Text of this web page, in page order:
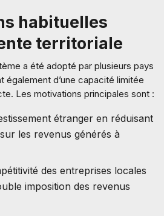
habituelles
territoriale
a été adopté par plusieurs pays
également d’une capacité limitée
Les motivations principales sont :
étranger en réduisant
les revenus générés à
des entreprises locales
imposition des revenus